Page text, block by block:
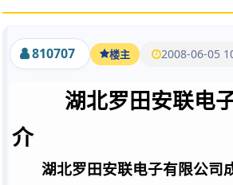
810707 楼主 2008-06-05
湖北罗田安联电
介
湖北罗田安联电子有限公司